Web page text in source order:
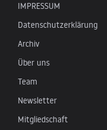
IMPRESSUM
Datenschutzerklärung
Archiv
Über uns
Team
Newsletter
Mitgliedschaft